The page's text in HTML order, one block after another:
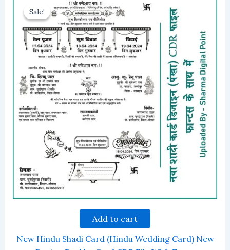
Sale!
Sale!
Add to cart
New Hindu Shadi Card (Hindu Wedding Card) New